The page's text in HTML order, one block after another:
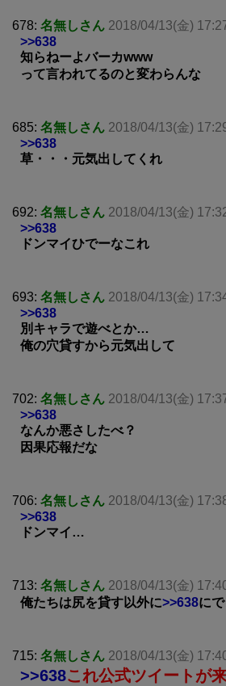
678: 名無しさん 2018/04/13(金)
>>638
知らねーよバーカwww
って言われてるのと変わらんな
685: 名無しさん 2018/04/13(金)
>>638
草・・・元気出してくれ
692: 名無しさん 2018/04/13(金)
>>638
ドンマイひでーなこれ
693: 名無しさん 2018/04/13(金)
>>638
別キャラで遊べとか…
俺の穴貸すから元気出して
702: 名無しさん 2018/04/13(金)
>>638
なんか悪さしたべ？
因果応報だな
706: 名無しさん 2018/04/13(金)
>>638
ドンマイ…
713: 名無しさん 2018/04/13(金)
俺たちは尻を貸す以外に>>638に
715: 名無しさん 2018/04/13(金)
>>638これ公式ツイートが